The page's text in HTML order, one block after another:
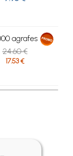
agrafes
24.60 €
17.53 €